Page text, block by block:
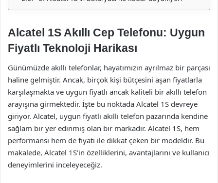
Alcatel 1S Akıllı Cep Telefonu: Uygun
Fiyatlı Teknoloji Harikası
Günümüzde akıllı telefonlar, hayatımızın ayrılmaz bir parçası
haline gelmiştir. Ancak, birçok kişi bütçesini aşan fiyatlarla
karşılaşmakta ve uygun fiyatlı ancak kaliteli bir akıllı telefon
arayışına girmektedir. İşte bu noktada Alcatel 1S devreye
giriyor. Alcatel, uygun fiyatlı akıllı telefon pazarında kendine
sağlam bir yer edinmiş olan bir markadır. Alcatel 1S, hem
performansı hem de fiyatı ile dikkat çeken bir modeldir. Bu
makalede, Alcatel 1S’in özelliklerini, avantajlarını ve kullanıcı
deneyimlerini inceleyeceğiz.